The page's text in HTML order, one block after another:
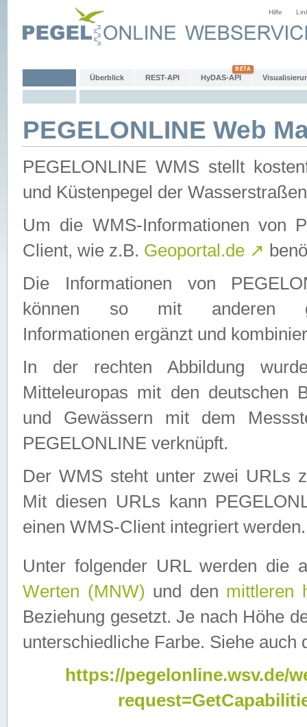
Hilfe
Überblick REST-API HyDAS-API
PEGELONLINE Web
PEGELONLINE WMS stellt
und Küstenpegel der
Um die WMS-Informationen von
Client, wie z.B. Geoportal.de ↗
Die Informationen von
können so mit anderen
Informationen ergänzt und
In der rechten Abbildung
Mitteleuropas mit den deutschen
und Gewässern mit dem
PEGELONLINE verknüpft.
Der WMS steht unter zwei URLs
Mit diesen URLs kann
einen WMS-Client integriert werden.
Unter folgender URL werden die
Werten (MNW) und den mittleren
Beziehung gesetzt. Je nach Höhe
unterschiedliche Farbe. Siehe auch
https://pegelonline.wsv.de/